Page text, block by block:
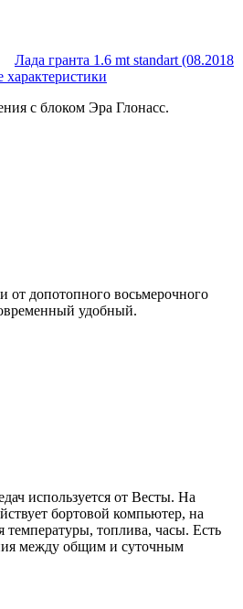
Лада гранта 1.6 mt standart (08.2018
характеристики
с блоком Эра Глонасс.
от допотопного восьмерочного
удобный.
используется от Весты. На
бортовой компьютер, на
температуры, топлива, часы. Есть
между общим и суточным